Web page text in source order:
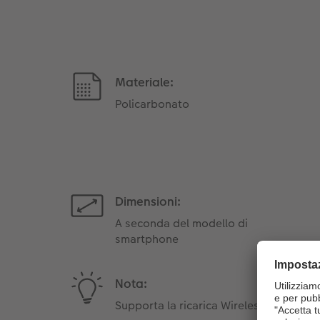
Materiale:
Policarbonato
Dimensioni:
A seconda del modello di
smartphone
Nota:
Supporta la ricarica Wireless